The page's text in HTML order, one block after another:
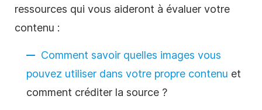
ressources qui vous aideront à évaluer votre
contenu :
Comment savoir quelles images vous
pouvez utiliser dans votre propre contenu et
comment créditer la source ?